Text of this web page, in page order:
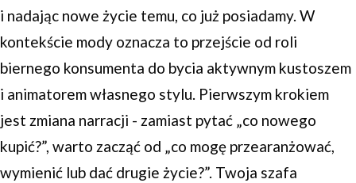
i nadając nowe życie temu, co już posiadamy. W
kontekście mody oznacza to przejście od roli
biernego konsumenta do bycia aktywnym kustoszem
i animatorem własnego stylu. Pierwszym krokiem
jest zmiana narracji - zamiast pytać „co nowego
kupić?”, warto zacząć od „co mogę przearanżować,
wymienić lub dać drugie życie?”. Twoja szafa